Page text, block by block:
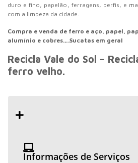
duro e fino, papelão, ferragens, perfis, e
com a limpeza da cidade.
Compra e venda de ferro e aço, papel,
alumínio e cobres….Sucatas em geral
Recicla Vale do Sol –
ferro velho.
Informações de Serviços